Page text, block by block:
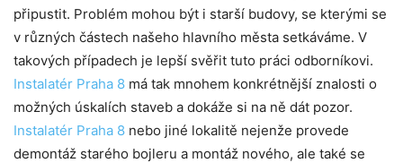
připustit. Problém mohou být i starší budovy, se kterými se
v různých částech našeho hlavního města setkáváme. V
takových případech je lepší svěřit tuto práci odborníkovi.
Instalatér Praha 8 má tak mnohem konkrétnější znalosti o
možných úskalích staveb a dokáže si na ně dát pozor.
Instalatér Praha 8 nebo jiné lokalitě nejenže provede
demontáž starého bojleru a montáž nového, ale také se